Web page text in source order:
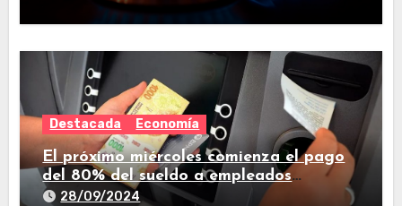
Destacada Economía
El próximo miércoles comienza el pago
del 80% del sueldo a empleados
estatales de Tucumán
28/09/2024